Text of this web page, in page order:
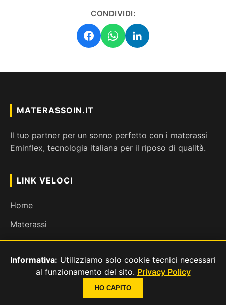
CONDIVIDI:
MATERASSOIN.IT
Il tuo partner per un sonno perfetto con i materassi
Eminflex, tecnologia italiana per il riposo di qualità.
LINK VELOCI
Home
Materassi
Guida all'acquisto
Test del riposo
Informativa: Utilizziamo solo cookie tecnici necessari
al funzionamento del sito. Privacy Policy
HO CAPITO